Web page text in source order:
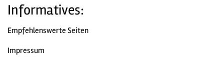
Informatives:
Empfehlenswerte Seiten
Impressum